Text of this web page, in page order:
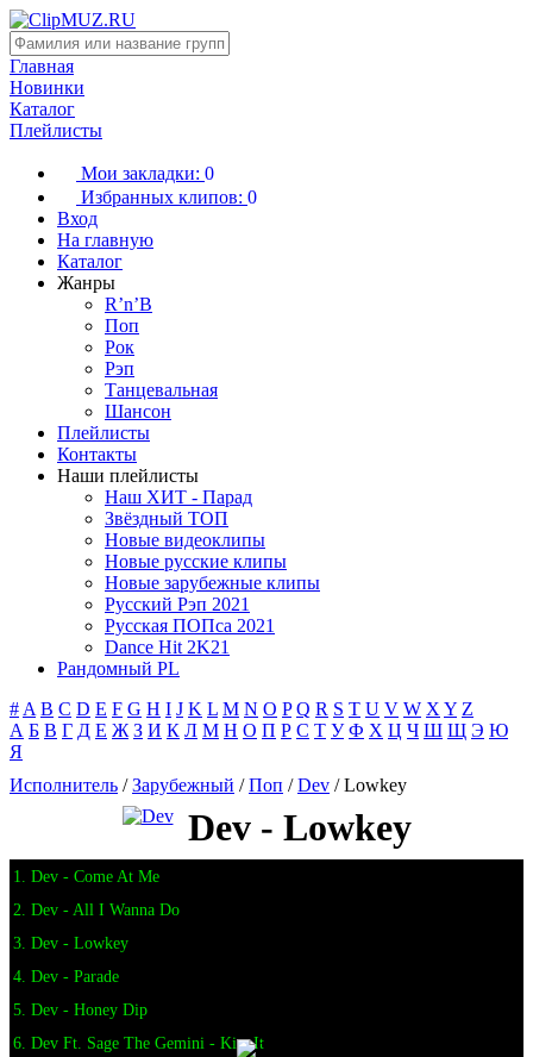
Главная
Новинки
Каталог
Плейлисты
Мои закладки: 0
Избранных клипов: 0
Вход
На главную
Каталог
Жанры
R’n’B
Поп
Рок
Рэп
Танцевальная
Шансон
Плейлисты
Контакты
Наши плейлисты
Наш ХИТ - Парад
Звёздный ТОП
Новые видеоклипы
Новые русские клипы
Новые зарубежные клипы
Русский Рэп 2021
Русская ПОПса 2021
Dance Hit 2K21
Рандомный PL
# A B C D E F G H I J K L M N O P Q R S T U V W X Y Z
А Б В Г Д Е Ж З И К Л М Н О П Р С Т У Ф Х Ц Ч Ш Щ Э Ю
Я
Исполнитель /Зарубежный /Поп /Dev / Lowkey
Dev - Lowkey
1. Dev - Come At Me
2. Dev - All I Wanna Do
3. Dev - Lowkey
4. Dev - Parade
5. Dev - Honey Dip
6. Dev Ft. Sage The Gemini - Kiss It